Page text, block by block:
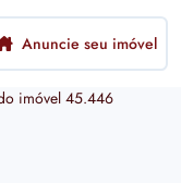
Anuncie seu imóvel